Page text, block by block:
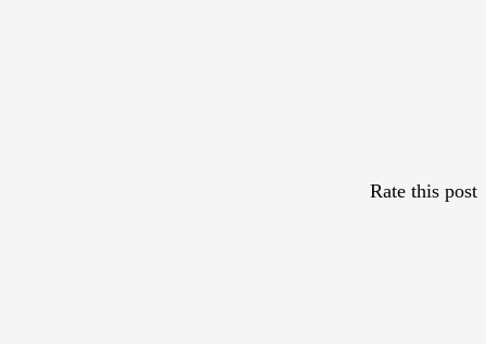
Rate this post